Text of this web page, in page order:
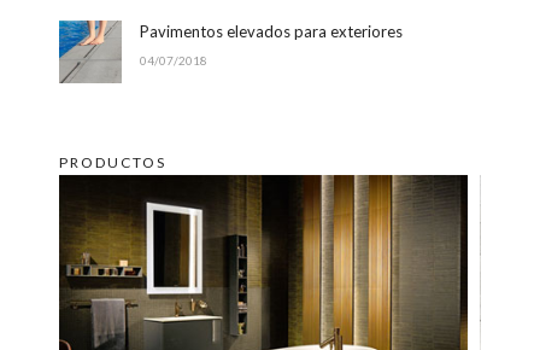
Pavimentos elevados para exteriores
04/07/2018
PRODUCTOS